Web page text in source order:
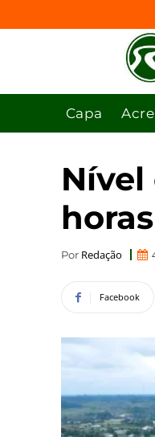
Capa Acre
Nível
Por Redação
Facebook